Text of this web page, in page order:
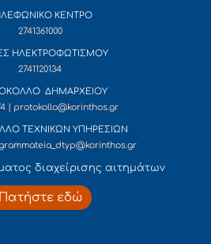
ΚΕΝΤΡΟ
2741361000
ΗΛΕΚΤΡΟΦΩΤΙΣΜΟΥ
2741120134
ΔΗΜΑΡΧΕΙΟΥ
| protokollo@korinthos.gr
ΤΕΧΝΙΚΩΝ ΥΠΗΡΕΣΙΩΝ
grammateia_dtyp@korinthos.gr
διαχείρισης αιτημάτων
Πατήστε εδώ